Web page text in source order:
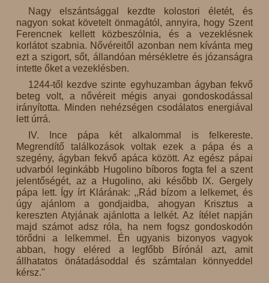
Nagy elszántsággal kezdte kolostori életét, és
nagyon sokat követelt önmagától, annyira, hogy Szent
Ferencnek kellett közbeszólnia, és a vezeklésnek
korlátot szabnia. Nővéreitől azonban nem kívánta meg
ezt a szigort, sőt, állandóan mérsékletre és józanságra
intette őket a vezeklésben.
1244-től kezdve szinte egyhuzamban ágyban fekvő
beteg volt, a nővéreit mégis anyai gondoskodással
irányította. Minden nehézségen csodálatos energiával
lett úrrá.
IV. Ince pápa két alkalommal is felkereste.
Megrendítő találkozások voltak ezek a pápa és a
szegény, ágyban fekvő apáca között. Az egész pápai
udvarból leginkább Hugolino bíboros fogta fel a szent
jelentőségét, az a Hugolino, aki később IX. Gergely
pápa lett. Így írt Klárának: ,,Rád bízom a lelkemet, és
úgy ajánlom a gondjaidba, ahogyan Krisztus a
kereszten Atyjának ajánlotta a lelkét. Az ítélet napján
majd számot adsz róla, ha nem fogsz gondoskodón
törődni a lelkemmel. Én ugyanis bizonyos vagyok
abban, hogy eléred a legfőbb Bírónál azt, amit
állhatatos önátadásoddal és számtalan könnyeddel
kérsz.''